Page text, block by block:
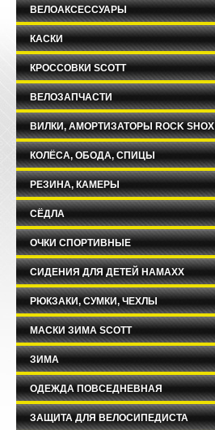
ВЕЛОАКСЕССУАРЫ
КАСКИ
КРОССОВКИ SCOTT
ВЕЛОЗАПЧАСТИ
ВИЛКИ, АМОРТИЗАТОРЫ ROCK SHOX
КОЛЁСА, ОБОДА, СПИЦЫ
РЕЗИНА, КАМЕРЫ
СЁДЛА
ОЧКИ СПОРТИВНЫЕ
СИДЕНИЯ ДЛЯ ДЕТЕЙ HAMAXX
РЮКЗАКИ, СУМКИ, ЧЕХЛЫ
МАСКИ ЗИМА SCOTT
ЗИМА
ОДЕЖДА ПОВСЕДНЕВНАЯ
ЗАЩИТА ДЛЯ ВЕЛОСИПЕДИСТА